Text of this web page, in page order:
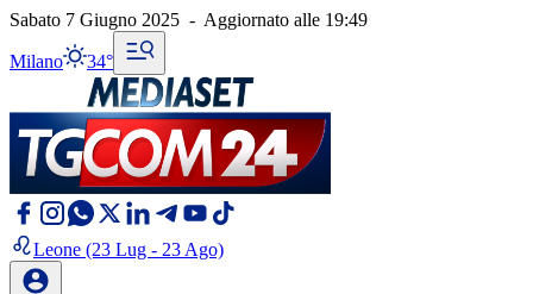
Sabato 7 Giugno 2025 - Aggiornato alle 19:49
Milano 34°
Leone (23 Lug - 23 Ago)